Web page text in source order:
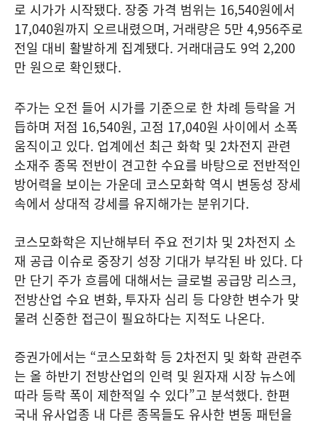
로 시가가 시작됐다. 장중 가격 범위는 16,540원에서
17,040원까지 오르내렸으며, 거래량은 5만 4,956주로
전일 대비 활발하게 집계됐다. 거래대금도 9억 2,200
만 원으로 확인됐다.
주가는 오전 들어 시가를 기준으로 한 차례 등락을 거
듭하며 저점 16,540원, 고점 17,040원 사이에서 소폭
움직이고 있다. 업계에선 최근 화학 및 2차전지 관련
소재주 종목 전반이 견고한 수요를 바탕으로 전반적인
방어력을 보이는 가운데 코스모화학 역시 변동성 장세
속에서 상대적 강세를 유지해가는 분위기다.
코스모화학은 지난해부터 주요 전기차 및 2차전지 소
재 공급 이슈로 중장기 성장 기대가 부각된 바 있다. 다
만 단기 주가 흐름에 대해서는 글로벌 공급망 리스크,
전방산업 수요 변화, 투자자 심리 등 다양한 변수가 맞
물려 신중한 접근이 필요하다는 지적도 나온다.
증권가에서는 “코스모화학 등 2차전지 및 화학 관련주
는 올 하반기 전방산업의 인력 및 원자재 시장 뉴스에
따라 등락 폭이 제한적일 수 있다”고 분석했다. 한편
국내 유사업종 내 다른 종목들도 유사한 변동 패턴을